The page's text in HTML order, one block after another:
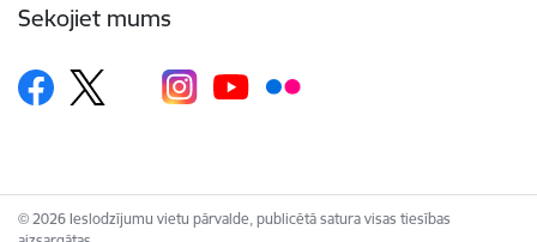
Sekojiet mums
© 2026 Ieslodzījumu vietu pārvalde, publicētā satura visas tiesības